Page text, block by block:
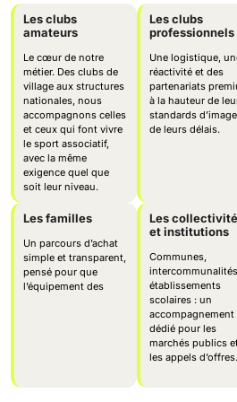
Les clubs
amateurs
Le cœur de notre
métier. Des clubs de
village aux structures
nationales, nous
accompagnons celles
et ceux qui font vivre
le sport associatif,
avec la même
exigence quel que
soit leur niveau.
Les clubs
professionnels
Une logistique,
réactivité et des
partenariats
à la hauteur de
standards
de leurs délais.
Les familles
Un parcours d’achat
simple et transparent,
pensé pour que
l’équipement des
Les
et institutions
Communes,
établissements
scolaires : un
accompagnement
dédié pour les
marchés publics
les appels d’offres.